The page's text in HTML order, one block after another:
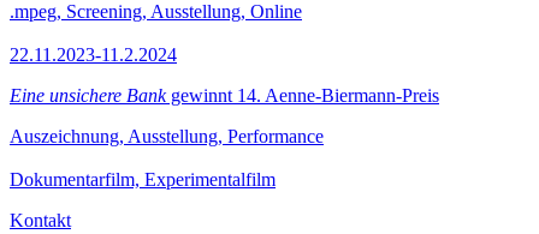
.mpeg, Screening, Ausstellung, Online
22.11.2023-11.2.2024
Eine unsichere Bankgewinnt 14. Aenne-Biermann-Preis
Auszeichnung, Ausstellung, Performance
Dokumentarfilm, Experimentalfilm
Kontakt